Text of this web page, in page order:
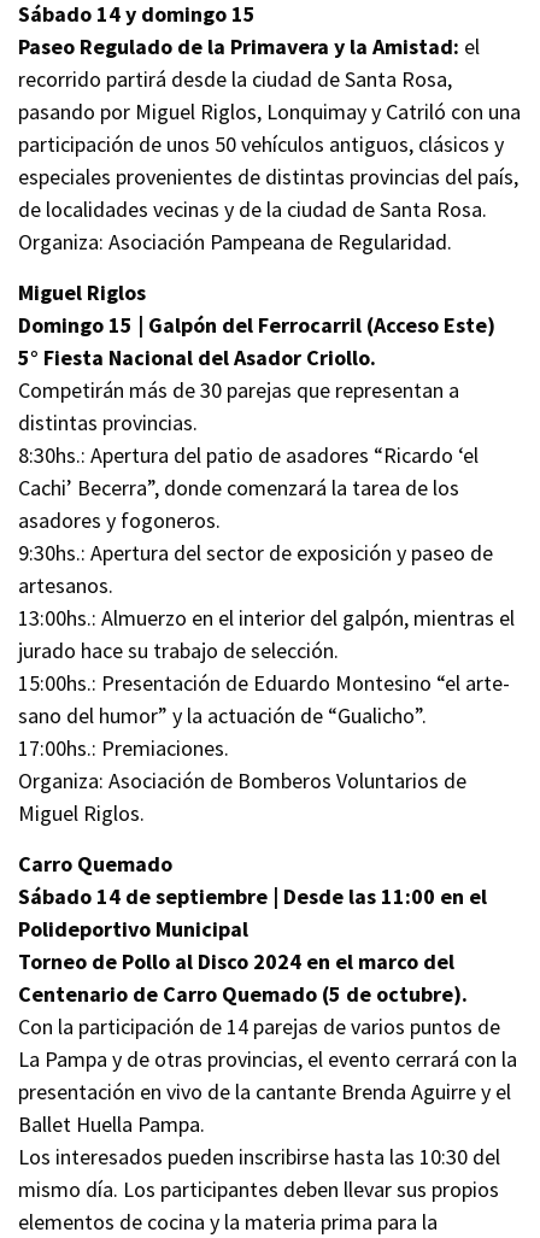
Sábado 14 y domingo 15
Paseo Regulado de la Primavera y la Amistad: el
recorrido partirá desde la ciudad de Santa Rosa,
pasando por Miguel Riglos, Lonquimay y Catriló con una
participación de unos 50 vehículos antiguos, clásicos y
especiales provenientes de distintas provincias del país,
de localidades vecinas y de la ciudad de Santa Rosa.
Organiza: Asociación Pampeana de Regularidad.
Miguel Riglos
Domingo 15 | Galpón del Ferrocarril (Acceso Este)
5° Fiesta Nacional del Asador Criollo.
Competirán más de 30 parejas que representan a
distintas provincias.
8:30hs.: Apertura del patio de asadores “Ricardo ‘el
Cachi’ Becerra”, donde comenzará la tarea de los
asadores y fogoneros.
9:30hs.: Apertura del sector de exposición y paseo de
artesanos.
13:00hs.: Almuerzo en el interior del galpón, mientras el
jurado hace su trabajo de selección.
15:00hs.: Presentación de Eduardo Montesino “el arte-
sano del humor” y la actuación de “Gualicho”.
17:00hs.: Premiaciones.
Organiza: Asociación de Bomberos Voluntarios de
Miguel Riglos.
Carro Quemado
Sábado 14 de septiembre | Desde las 11:00 en el
Polideportivo Municipal
Torneo de Pollo al Disco 2024 en el marco del
Centenario de Carro Quemado (5 de octubre).
Con la participación de 14 parejas de varios puntos de
La Pampa y de otras provincias, el evento cerrará con la
presentación en vivo de la cantante Brenda Aguirre y el
Ballet Huella Pampa.
Los interesados pueden inscribirse hasta las 10:30 del
mismo día. Los participantes deben llevar sus propios
elementos de cocina y la materia prima para la